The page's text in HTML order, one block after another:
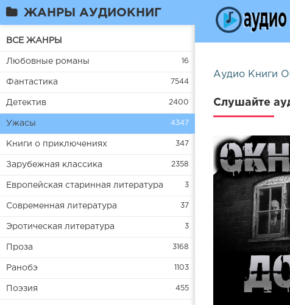
ЖАНРЫ АУДИОКНИГ
ВСЕ ЖАНРЫ
Любовные романы 16
Фантастика 7544
Детектив 2400
Ужасы 4347
Книги о приключениях 347
Зарубежная классика 2358
Европейская старинная литература 3
Современная литература 37
Эротическая литература 3
Проза 3168
Ранобэ 1103
Поэзия 455
Аудио Книги
Слушайте